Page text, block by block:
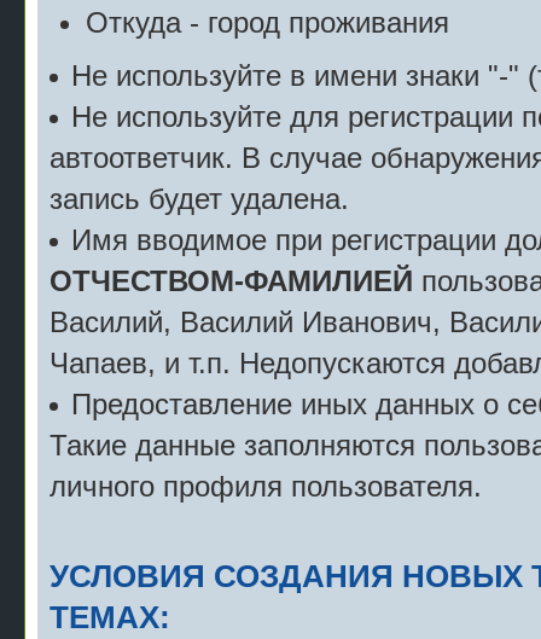
Откуда - город проживания
Не используйте в имени знаки "-"
Не используйте для регистрации
автоответчик. В случае
запись будет удалена.
Имя вводимое при регистрации
ОТЧЕСТВОМ-ФАМИЛИЕЙ
Василий, Василий Иванович,
Чапаев, и т.п. Недопускаются
Предоставление иных данных о
Такие данные заполняются
личного профиля пользователя.
УСЛОВИЯ СОЗДАНИЯ НОВЫХ
ТЕМАХ: